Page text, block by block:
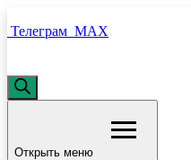
Телеграм MAX
Открыть меню